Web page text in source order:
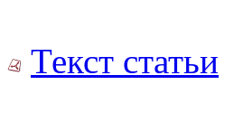
Текст статьи